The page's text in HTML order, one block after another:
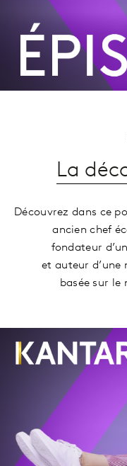
La
Découvrez dans ce
ancien chef
fondateur
et auteur d’une
basée sur